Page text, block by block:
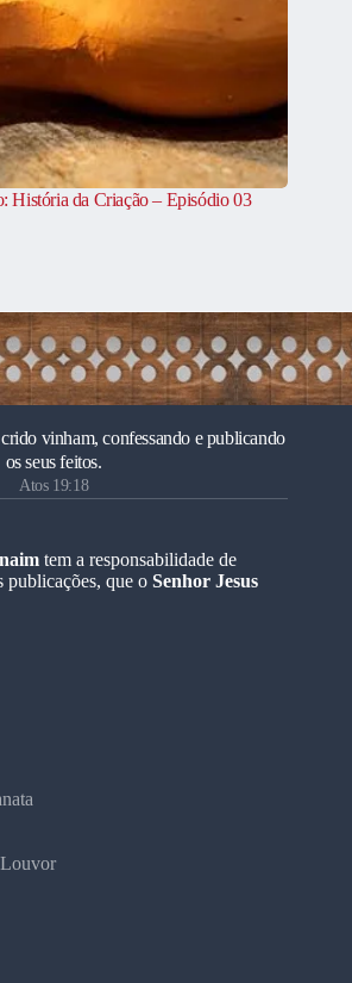
História da Criação – Episódio 03
vinham, confessando e publicando
os seus feitos.
Atos 19:18
tem a responsabilidade de
publicações, que o Senhor Jesus